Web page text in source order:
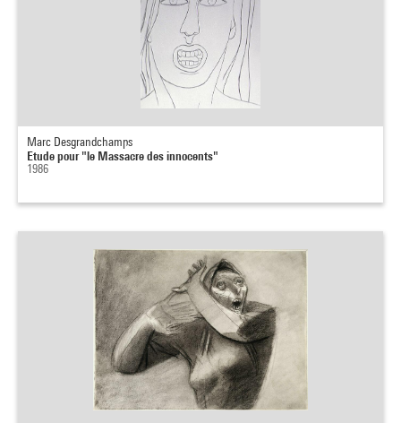
Marc Desgrandchamps
Etude pour "le Massacre des innocents"
1986